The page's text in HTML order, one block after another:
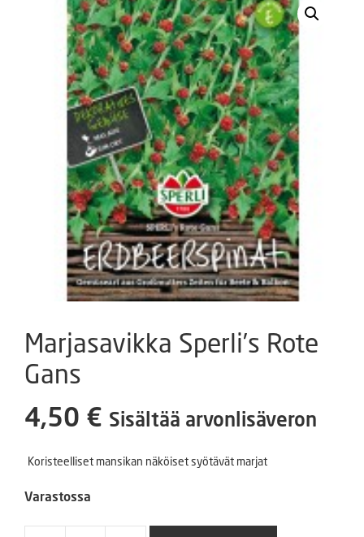
Marjasavikka Sperli’s Rote
Gans
4,50 € Sisältää arvonlisäveron
Koristeelliset mansikan näköiset syötävät marjat
Varastossa